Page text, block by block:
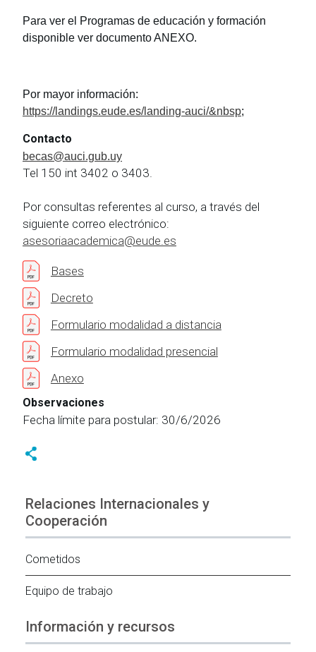
Para ver el Programas de educación y formación
disponible ver documento ANEXO.
Por mayor información:
https://landings.eude.es/landing-auci/&nbsp;
Contacto
becas@auci.gub.uy
Tel 150 int 3402 o 3403.
Por consultas referentes al curso, a través del
siguiente correo electrónico:
asesoriaacademica@eude.es
Bases
Decreto
Formulario modalidad a distancia
Formulario modalidad presencial
Anexo
Observaciones
Fecha límite para postular: 30/6/2026
Relaciones Internacionales y
Cooperación
Cometidos
Equipo de trabajo
Información y recursos